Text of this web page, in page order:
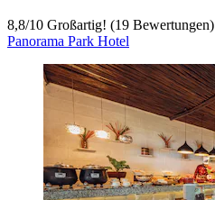
8,8/10 Großartig! (19 Bewertungen)
Panorama Park Hotel